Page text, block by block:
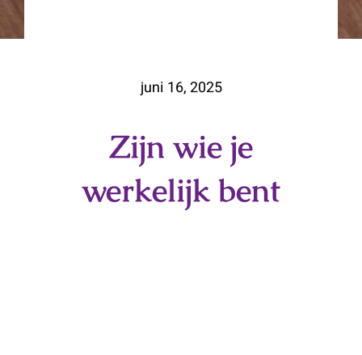
juni 16, 2025
Zijn wie je
werkelijk bent